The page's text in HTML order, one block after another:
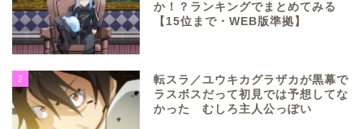
か！？ランキングでまとめてみる
【15位まで・WEB版準拠】
2
転スラ／ユウキカグラザカが黒幕で
ラスボスだって初見では予想してな
かった むしろ主人公っぽい